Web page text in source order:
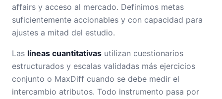
affairs y acceso al mercado. Definimos metas
suficientemente accionables y con capacidad para
ajustes a mitad del estudio.
Las líneas cuantitativas utilizan cuestionarios
estructurados y escalas validadas más ejercicios
conjunto o MaxDiff cuando se debe medir el
intercambio atributos. Todo instrumento pasa por